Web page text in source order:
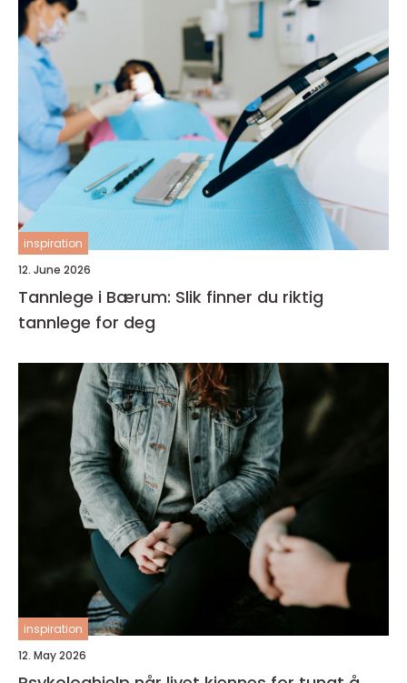
inspiration
12. June 2026
Tannlege i Bærum: Slik finner du riktig
tannlege for deg
inspiration
12. May 2026